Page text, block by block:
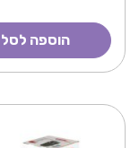
הוספה לסל